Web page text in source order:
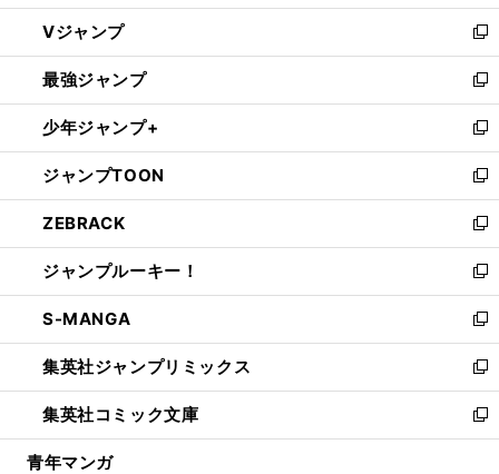
ウ
ィ
ン
ド
ウ
で
開
く
し
い
ウ
ィ
ン
ド
ウ
で
開
く
Vジャンプ
新
し
い
ウ
ィ
ン
ド
ウ
で
開
く
最強ジャンプ
新
し
い
ウ
ィ
ン
ド
ウ
で
開
く
少年ジャンプ+
新
し
い
ウ
ィ
ン
ド
ウ
で
開
く
ジャンプTOON
新
し
い
ウ
ィ
ン
ド
ウ
で
開
く
ZEBRACK
新
し
い
ウ
ィ
ン
ド
ウ
で
開
ジャンプルーキー！
新
し
い
ウ
ィ
ン
ド
ウ
S-MANGA
新
し
い
ウ
ィ
ン
集英社ジャンプリミックス
新
し
い
ウ
集英社コミック文庫
新
し
青年マンガ